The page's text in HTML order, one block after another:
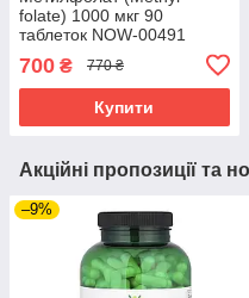
folate) 1000 мкг 90
таблеток NOW-00491
700 ₴ 770 ₴
Купити
Акційні пропозиції та
–9%